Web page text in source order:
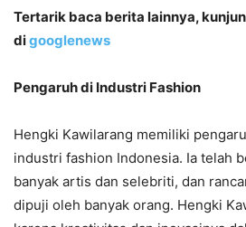
Tertarik baca berita lainnya,
digooglenews
Pengaruh di Industri Fashion
Hengki Kawilarang memiliki
industri fashion Indonesia. Ia telah
banyak artis dan selebriti, dan
dipuji oleh banyak orang. Hengki